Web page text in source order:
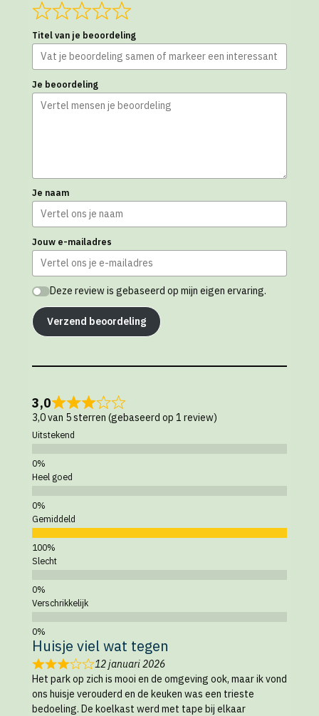
Titel van je beoordeling
Je beoordeling
Je naam
Jouw e-mailadres
Deze review is gebaseerd op mijn eigen ervaring.
Verzend beoordeling
3,0
3,0 van 5 sterren (gebaseerd op 1 review)
Uitstekend
Heel goed
Gemiddeld
Slecht
Verschrikkelijk
Huisje viel wat tegen
12 januari 2026
Het park op zich is mooi en de omgeving ook, maar ik vond
ons huisje verouderd en de keuken was een trieste
bedoeling. De koelkast werd met tape bij elkaar